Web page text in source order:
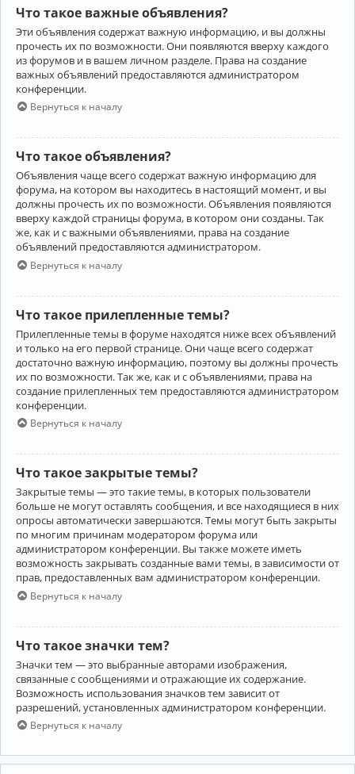
Что такое важные объявления?
Эти объявления содержат важную информацию, и вы должны
прочесть их по возможности. Они появляются вверху каждого
из форумов и в вашем личном разделе. Права на создание
важных объявлений предоставляются администратором
конференции.
Вернуться к началу
Что такое объявления?
Объявления чаще всего содержат важную информацию для
форума, на котором вы находитесь в настоящий момент, и вы
должны прочесть их по возможности. Объявления появляются
вверху каждой страницы форума, в котором они созданы. Так
же, как и с важными объявлениями, права на создание
объявлений предоставляются администратором.
Вернуться к началу
Что такое прилепленные темы?
Прилепленные темы в форуме находятся ниже всех объявлений
и только на его первой странице. Они чаще всего содержат
достаточно важную информацию, поэтому вы должны прочесть
их по возможности. Так же, как и с объявлениями, права на
создание прилепленных тем предоставляются администратором
конференции.
Вернуться к началу
Что такое закрытые темы?
Закрытые темы — это такие темы, в которых пользователи
больше не могут оставлять сообщения, и все находящиеся в них
опросы автоматически завершаются. Темы могут быть закрыты
по многим причинам модератором форума или
администратором конференции. Вы также можете иметь
возможность закрывать созданные вами темы, в зависимости от
прав, предоставленных вам администратором конференции.
Вернуться к началу
Что такое значки тем?
Значки тем — это выбранные авторами изображения,
связанные с сообщениями и отражающие их содержание.
Возможность использования значков тем зависит от
разрешений, установленных администратором конференции.
Вернуться к началу